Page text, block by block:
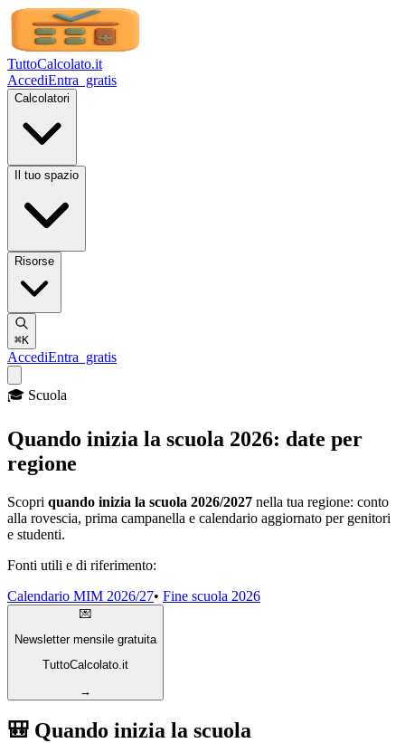
TuttoCalcolato.it
AccediEntra gratis
Calcolatori
Il tuo spazio
Risorse
⌘K
AccediEntra gratis
🎓 Scuola
Quando inizia la scuola 2026: date per
regione
Scopri quando inizia la scuola 2026/2027 nella tua regione: conto
alla rovescia, prima campanella e calendario aggiornato per genitori
e studenti.
Fonti utili e di riferimento:
Calendario MIM 2026/27• Fine scuola 2026
💌
Newsletter mensile gratuita
TuttoCalcolato.it
→
🎒 Quando inizia la scuola